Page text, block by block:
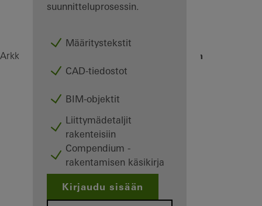
suunnitteluprosessin.
Määritystekstit
CAD-tiedostot
BIM-objektit
Liittymädetaljit
rakenteisiin
Compendium -
rakentamisen käsikirja
Kirjaudu sisään
Arkkitehdit AD UP Design Edition